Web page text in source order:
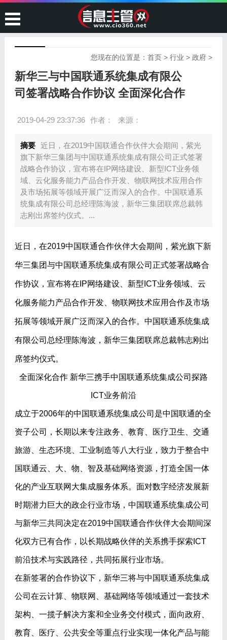
您现在的位置是：首页 >行业 >政府 >
新华三与中国联通系统集成有限公
司签署战略合作协议 全面深化合作
2019-04-29 23:37:36 作者： 来源：
摘要 近日，在2019中国联通合作伙伴大会期间，紫光
旗下新华三集团与中国联通系统集成有限公司正式签署
战略合作协议，宣布将在IP网络建设、新型ICT业务领
域、云化服务能力产品合作开发、物联网技术应用合作
及市场拓展等领域开展广泛而深入的合作。中国联通系
统集成有限公司总经理陈海波，新华三集团联席总裁韩
志刚出席签约仪式。...
近日，在2019中国联通合作伙伴大会期间，紫光旗下新
华三集团与中国联通系统集成有限公司正式签署战略合
作协议，宣布将在IP网络建设、新型ICT业务领域、云
化服务能力产品合作开发、物联网技术应用合作及市场
拓展等领域开展广泛而深入的合作。中国联通系统集成
有限公司总经理陈海波，新华三集团联席总裁韩志刚出
席签约仪式。
全面深化合作 新华三携手中国联通系统集成公司探路
ICT业务前沿
成立于2006年的中国联通系统集成公司是中国联通的全
资子公司，长期以来专注政务、教育、医疗卫生、交通
旅游、生态环境、工业制造等八大行业，致力于整合中
国联通云、大、物、智及基础网络资源，打造全国一体
化的产业互联网大集成服务体系。面对数字经济发展新
时期潜力巨大的政企行业市场，中国联通系统集成公司
与新华三共同决定在2019中国联通合作伙伴大会期间深
化双方已有合作，以长期战略伙伴的关系携手探索ICT
前沿技术与实践路径，共同拓展行业市场。
在新签署的合作协议下，新华三将与中国联通系统集成
公司在云计算、物联网、基础网络等领域通过一套技术
架构、一揽子解决方案和全业务交付模式，面向政府、
教育、医疗、公共安全等重点行业实现一体化产品与能